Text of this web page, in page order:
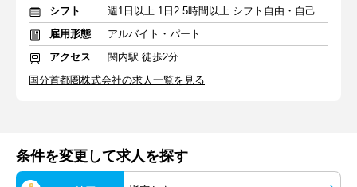
シフト
週1日以上 1日2.5時間以上 シフト自由・自己申告
雇用形態
アルバイト・パート
アクセス
関内駅 徒歩2分
国分首都圏株式会社の求人一覧を見る
条件を変更して求人を探す